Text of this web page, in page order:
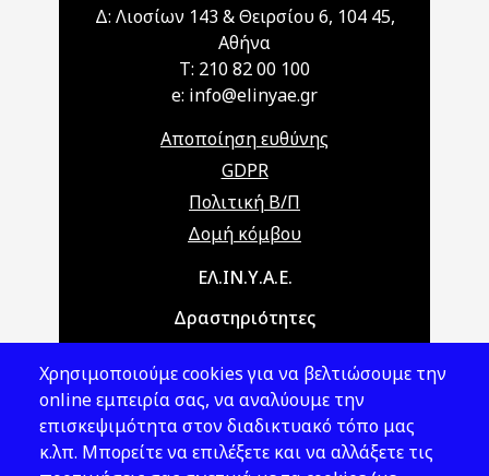
Δ: Λιοσίων 143 & Θειρσίου 6, 104 45,
Αθήνα
T: 210 82 00 100
e: info@elinyae.gr
Αποποίηση ευθύνης
GDPR
Πολιτική Β/Π
Δομή κόμβου
Main navigationΕΛ.ΙΝ.Υ.Α.Ε.
Δραστηριότητες
Νομοθεσία
Εκδόσεις
Χρησιμοποιούμε cookies για να βελτιώσουμε την
online εμπειρία σας, να αναλύουμε την
επισκεψιμότητα στον διαδικτυακό τόπο μας
κ.λπ. Μπορείτε να επιλέξετε και να αλλάξετε τις